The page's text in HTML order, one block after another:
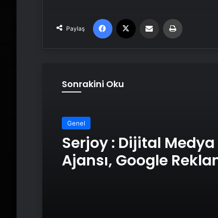
Paylaş
Facebook Email'den paylaş
Sonrakini Oku
Genel
Serjoy : Dijital Medya
Ajansı, Google